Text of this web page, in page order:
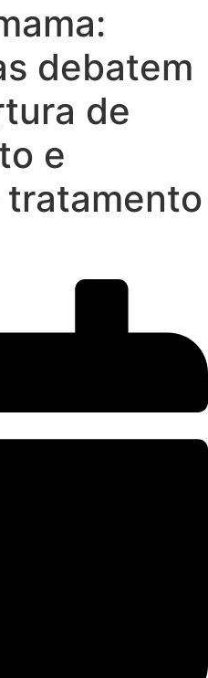
debatem
de
e
tratamento